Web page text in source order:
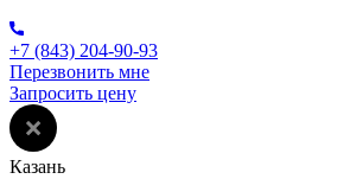
+7 (843) 204-90-93
Перезвонить мне
Запросить цену
Казань